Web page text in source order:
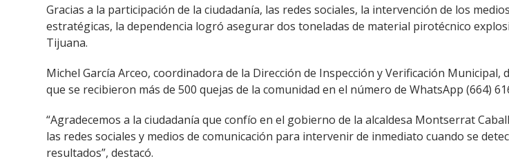
Gracias a la participación de la ciudadanía, las redes sociales, la intervención de los
estratégicas, la dependencia logró asegurar dos toneladas de material pirotécnico
Tijuana.
Michel García Arceo, coordinadora de la Dirección de Inspección y Verificación
que se recibieron más de 500 quejas de la comunidad en el número de WhatsApp (664)
“Agradecemos a la ciudadanía que confío en el gobierno de la alcaldesa Montserrat
las redes sociales y medios de comunicación para intervenir de inmediato cuando se
resultados”, destacó.